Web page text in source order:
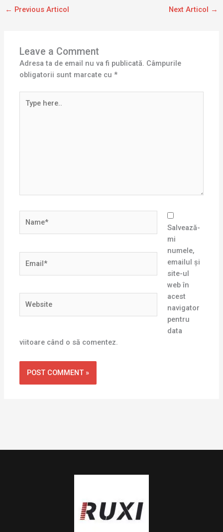
← Previous Articol Next Articol →
Leave a Comment
Adresa ta de email nu va fi publicată. Câmpurile
obligatorii sunt marcate cu*
here..
Salvează-
mi
numele,
emailul și
site-ul
web în
acest
navigator
pentru
data
viitoare când o să comentez.